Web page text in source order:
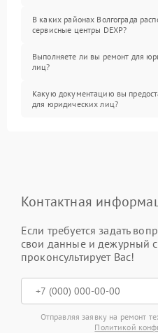
В каких районах Волгограда
сервисные центры DEXP?
Выполняете ли вы ремонт для
лиц?
Какую документацию вы
для юридических лиц?
Контактная
Если требуется задать
свои данные и дежурный
проконсультирует Вас!
Отправляя заявку на ремонт
Политикой